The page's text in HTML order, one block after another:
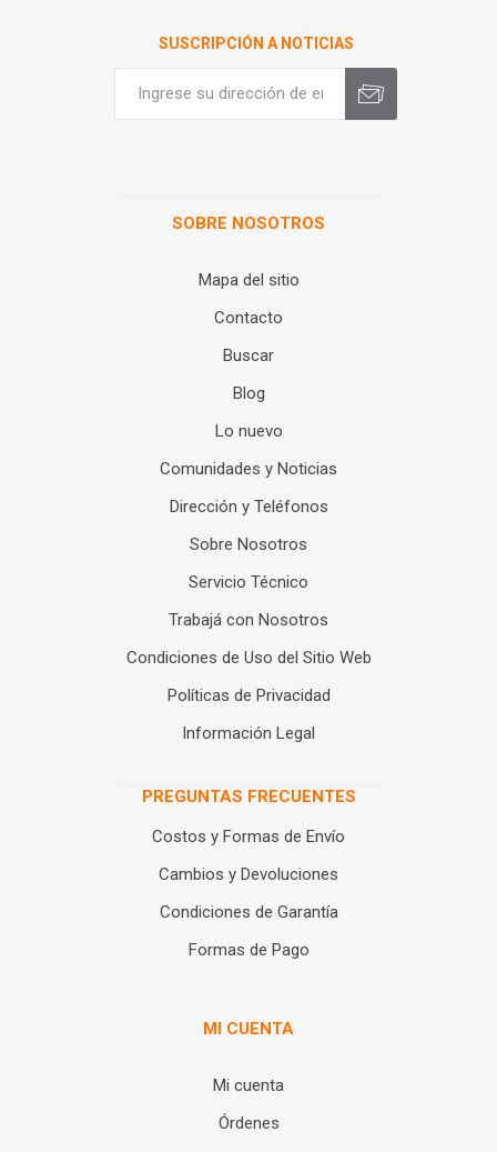
SUSCRIPCIÓN A NOTICIAS
SOBRE NOSOTROS
Mapa del sitio
Contacto
Buscar
Blog
Lo nuevo
Comunidades y Noticias
Dirección y Teléfonos
Sobre Nosotros
Servicio Técnico
Trabajá con Nosotros
Condiciones de Uso del Sitio Web
Políticas de Privacidad
Información Legal
PREGUNTAS FRECUENTES
Costos y Formas de Envío
Cambios y Devoluciones
Condiciones de Garantía
Formas de Pago
MI CUENTA
Mi cuenta
Órdenes